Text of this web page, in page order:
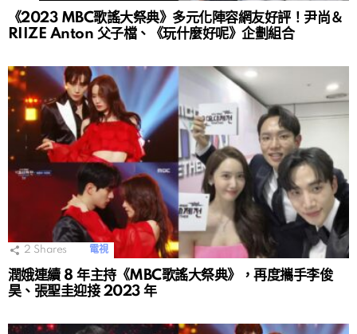
《2023 MBC歌謠大祭典》多元化陣容網友好評！尹尚＆
RIIZE Anton 父子檔、《玩什麼好呢》企劃組合
2 Shares 電視
潤娥連續 8 年主持《MBC歌謠大祭典》，再度攜手李俊
昊、張聖圭迎接 2023 年